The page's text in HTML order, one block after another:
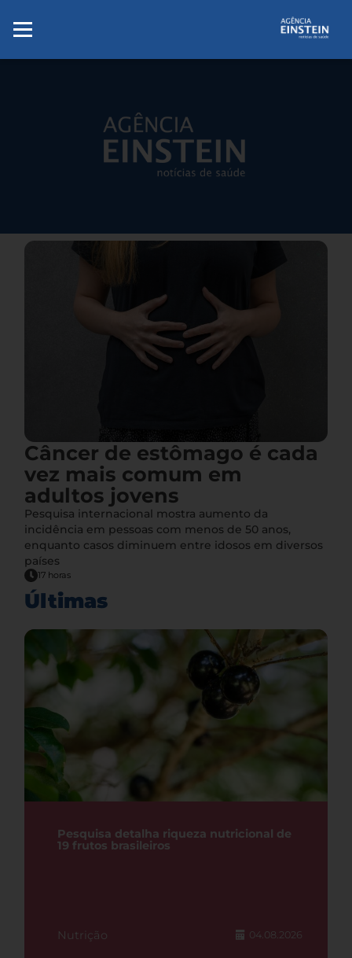
Câncer de estômago é cada
vez mais comum em
adultos jovens
Pesquisa internacional mostra aumento da
incidência em pessoas com menos de 50 anos,
enquanto casos diminuem entre idosos em diversos
países
17 horas
Últimas
Pesquisa detalha riqueza nutricional de
19 frutos brasileiros
Nutrição 04.08.2026